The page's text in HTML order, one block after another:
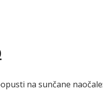
na sunčane